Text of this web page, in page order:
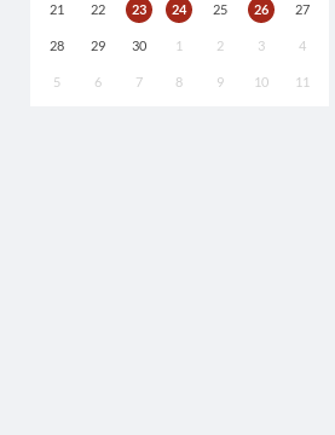
21 22 23 24 25 26 27
28 29 30 1 2 3 4
5 6 7 8 9 10 11